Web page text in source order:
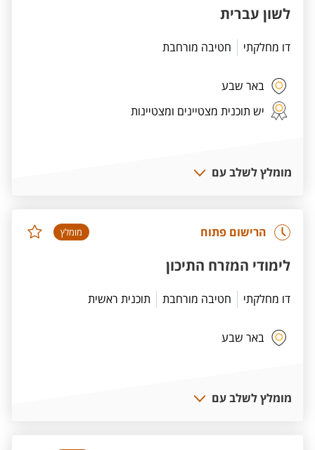
לשון עברית
דו מחלקתי חטיבה מורחבת
באר שבע
יש תוכנית מצטיינים ומצטיינות
מומלץ לשלב עם
מומלץ הרישום פתוח
לימודי המזרח התיכון
דו מחלקתי חטיבה מורחבת תוכנית ראשית
באר שבע
מומלץ לשלב עם